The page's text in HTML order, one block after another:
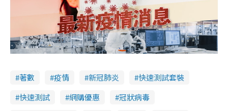
著數 疫情 新冠肺炎
快速測試套裝
快速測試
網購優惠
冠狀病毒